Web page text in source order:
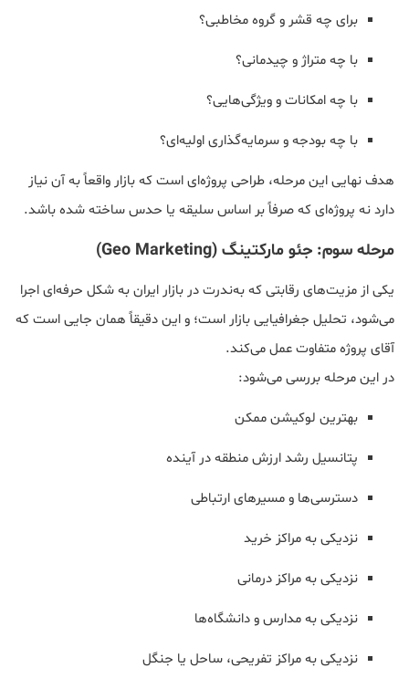
برای چه قشر و گروه مخاطبی؟
با چه متراژ و چیدمانی؟
با چه امکانات و ویژگی‌هایی؟
با چه بودجه و سرمایه‌گذاری اولیه‌ای؟
هدف نهایی این مرحله، طراحی پروژه‌ای است که بازار واقعاً به آن نیاز
دارد نه پروژه‌ای که صرفاً بر اساس سلیقه یا حدس ساخته شده باشد.
مرحله سوم: جئو مارکتینگ (Geo Marketing)
یکی از مزیت‌های رقابتی که به‌ندرت در بازار ایران به شکل حرفه‌ای اجرا
می‌شود، تحلیل جغرافیایی بازار است؛ و این دقیقاً همان جایی است که
آقای پروژه متفاوت عمل می‌کند.
در این مرحله بررسی می‌شود:
بهترین لوکیشن ممکن
پتانسیل رشد ارزش منطقه در آینده
دسترسی‌ها و مسیرهای ارتباطی
نزدیکی به مراکز خرید
نزدیکی به مراکز درمانی
نزدیکی به مدارس و دانشگاه‌ها
نزدیکی به مراکز تفریحی، ساحل یا جنگل